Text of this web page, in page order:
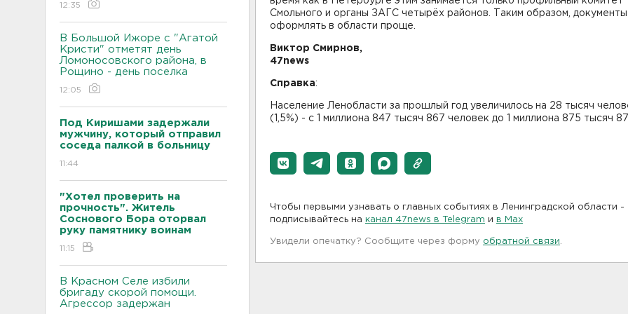
12:35
В Большой Ижоре с "Агатой
Кристи" отметят день
Ломоносовского района, в
Рощино - день поселка
12:05
Под Киришами задержали
мужчину, который отправил
соседа палкой в больницу
11:44
"Хотел проверить на
прочность". Житель
Соснового Бора оторвал
руку памятнику воинам
11:15
В Красном Селе избили
бригаду скорой помощи.
Агрессор задержан
Смольного и органы ЗАГС четырёх районов. Таким образом, документы
оформлять в области проще.
Виктор Смирнов,
47news
Справка:
Население Ленобласти за прошлый год увеличилось на 28 тысяч
(1,5%) - с 1 миллиона 847 тысяч 867 человек до 1 миллиона 875 тысяч
Чтобы первыми узнавать о главных событиях в Ленинградской области -
подписывайтесь на канал 47news в Telegram и в Maх
Увидели опечатку? Сообщите через форму обратной связи